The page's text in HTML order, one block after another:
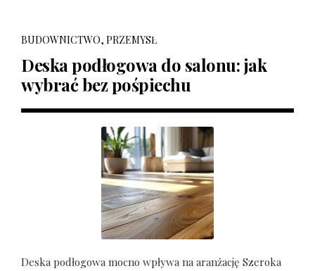
BUDOWNICTWO, PRZEMYSŁ
Deska podłogowa do salonu: jak
wybrać bez pośpiechu
Deska podłogowa mocno wpływa na aranżację Szeroka